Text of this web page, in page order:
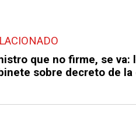
que no firme, se va:
sobre decreto de